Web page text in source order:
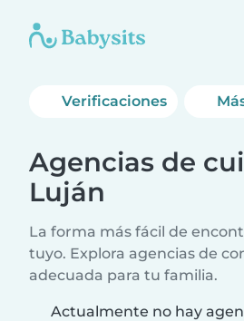
Verificaciones
Agencias de
Luján
La forma más fácil de
tuyo. Explora agencias de
adecuada para tu familia.
Actualmente no hay